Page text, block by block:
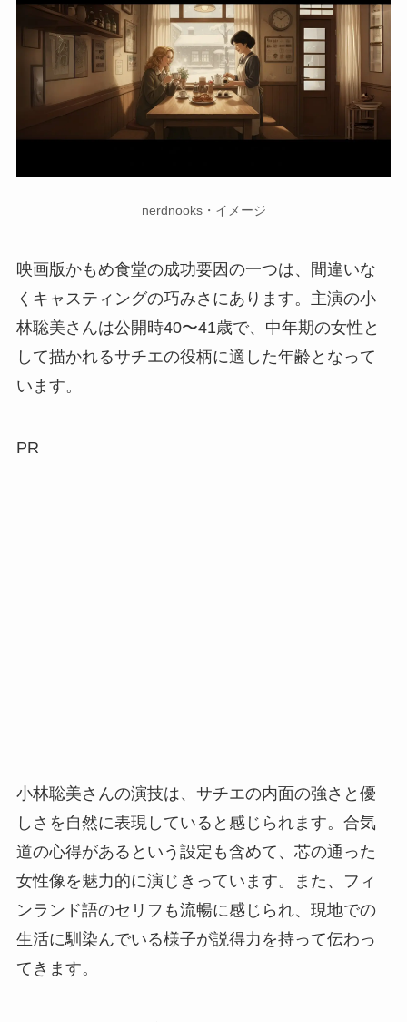
nerdnooks・イメージ
映画版かもめ食堂の成功要因の一つは、間違いな
くキャスティングの巧みさにあります。主演の小
林聡美さんは公開時40〜41歳で、中年期の女性と
して描かれるサチエの役柄に適した年齢となって
います。
PR
小林聡美さんの演技は、サチエの内面の強さと優
しさを自然に表現していると感じられます。合気
道の心得があるという設定も含めて、芯の通った
女性像を魅力的に演じきっています。また、フィ
ンランド語のセリフも流暢に感じられ、現地での
生活に馴染んでいる様子が説得力を持って伝わっ
てきます。